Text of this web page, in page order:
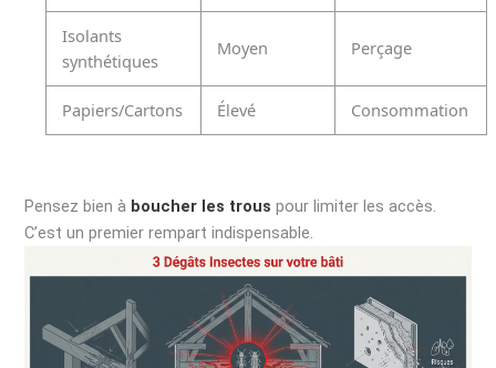
Isolants
synthétiques
Moyen Perçage
Papiers/Cartons Élevé Consommation
Pensez bien à boucher les trous pour limiter les accès.
C’est un premier rempart indispensable.